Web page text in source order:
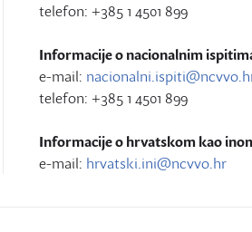
telefon: +385 1 4501 899
Informacije o nacionalnim
e-mail:
telefon: +385 1 4501 899
Informacije o hrvatskom kao
e-mail: hrvatski.ini@ncvvo.hr